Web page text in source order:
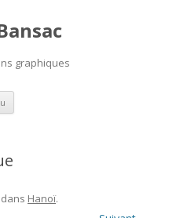
graphiques
Aller
contenu
dans Hanoï.